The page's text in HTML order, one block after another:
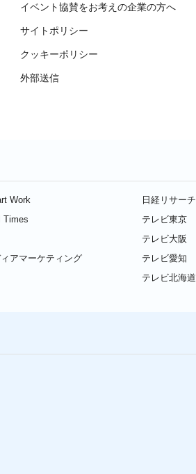
イベント協賛をお考えの企業の方へ
サイトポリシー
クッキーポリシー
外部送信
Work
Times
アマーケティング
日経リサーチ
テレビ東京
テレビ大阪
テレビ愛知
テレビ北海道